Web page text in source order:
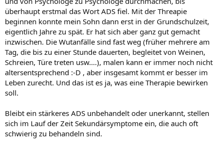
überhaupt erstmal das Wort ADS fiel. Mit der Threapie
beginnen konnte mein Sohn dann erst in der Grundschulzeit,
eigentlich Jahre zu spät. Er hat sich aber ganz gut gemacht
inzwischen. Die Wutanfälle sind fast weg (früher mehrere am
Tag, die bis zu einer Stunde dauerten, begleitet von Weinen,
Schreien, Türe treten usw....), malen kann er immer noch nicht
altersentsprechend :-D , aber insgesamt kommt er besser im
Leben zurecht. Und das ist es ja, was eine Therapie bewirken
soll.
Bleibt ein stärkeres ADS unbehandelt oder unerkannt, stellen
sich im Lauf der Zeit Sekundärsymptome ein, die auch oft
schwierig zu behandeln sind.